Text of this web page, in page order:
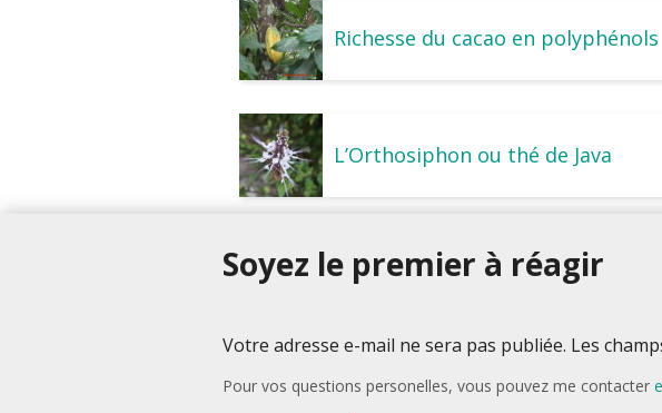
Richesse du cacao en polyphénols
L’Orthosiphon ou thé de Java
Soyez le premier à réagir
Votre adresse e-mail ne sera pas publiée. Les
Pour vos questions personelles, vous pouvez me contacter